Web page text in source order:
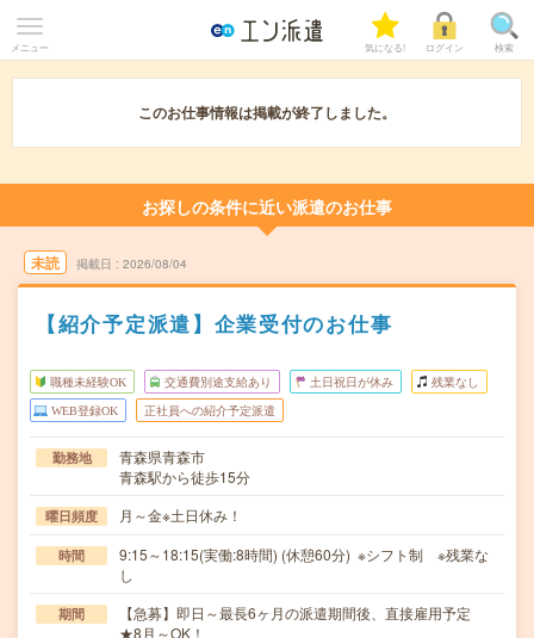
メニュー 気になる! ログイン 検索
このお仕事情報は掲載が終了しました。
お探しの条件に近い派遣のお仕事
未読 掲載日 2026/08/04
【紹介予定派遣】企業受付のお仕事
職種未経験OK 交通費別途支給あり 土日祝日が休み 残業なし
WEB登録OK 正社員への紹介予定派遣
勤務地
青森県青森市
青森駅から徒歩15分
曜日頻度 月～金※土日休み！
時間
9:15～18:15(実働:8時間) (休憩60分) ※シフト制 ※残業な
し
期間
【急募】即日～最長6ヶ月の派遣期間後、直接雇用予定
★8月～OK！